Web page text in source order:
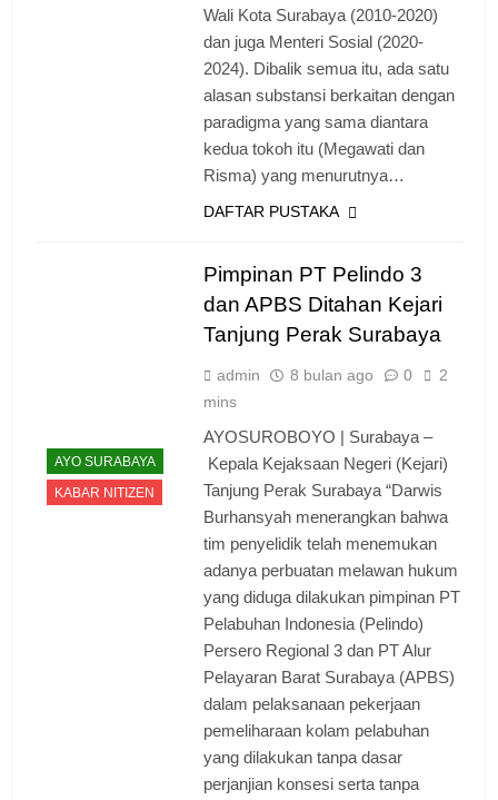
Wali Kota Surabaya (2010-2020)
dan juga Menteri Sosial (2020-
2024). Dibalik semua itu, ada satu
alasan substansi berkaitan dengan
paradigma yang sama diantara
kedua tokoh itu (Megawati dan
Risma) yang menurutnya…
DAFTAR PUSTAKA
AYO SURABAYA
KABAR NITIZEN
Pimpinan PT Pelindo 3
dan APBS Ditahan Kejari
Tanjung Perak Surabaya
admin 8 bulan ago 0
2
mins
AYOSUROBOYO | Surabaya –
Kepala Kejaksaan Negeri (Kejari)
Tanjung Perak Surabaya “Darwis
Burhansyah menerangkan bahwa
tim penyelidik telah menemukan
adanya perbuatan melawan hukum
yang diduga dilakukan pimpinan PT
Pelabuhan Indonesia (Pelindo)
Persero Regional 3 dan PT Alur
Pelayaran Barat Surabaya (APBS)
dalam pelaksanaan pekerjaan
pemeliharaan kolam pelabuhan
yang dilakukan tanpa dasar
perjanjian konsesi serta tanpa